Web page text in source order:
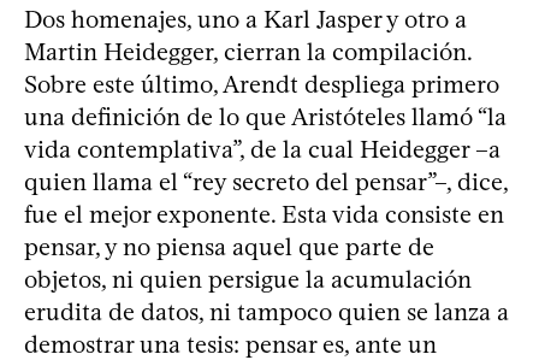
Dos homenajes, uno a Karl Jasper y otro a
Martin Heidegger, cierran la compilación.
Sobre este último, Arendt despliega primero
una definición de lo que Aristóteles llamó “la
vida contemplativa”, de la cual Heidegger –a
quien llama el “rey secreto del pensar”–, dice,
fue el mejor exponente. Esta vida consiste en
pensar, y no piensa aquel que parte de
objetos, ni quien persigue la acumulación
erudita de datos, ni tampoco quien se lanza a
demostrar una tesis: pensar es, ante un